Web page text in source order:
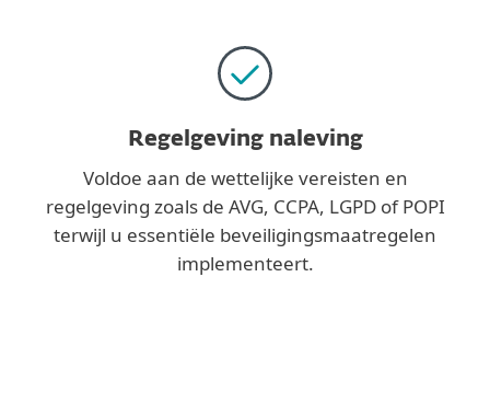
Regelgeving naleving
Voldoe aan de wettelijke vereisten en
regelgeving zoals de AVG, CCPA, LGPD of POPI
terwijl u essentiële beveiligingsmaatregelen
implementeert.